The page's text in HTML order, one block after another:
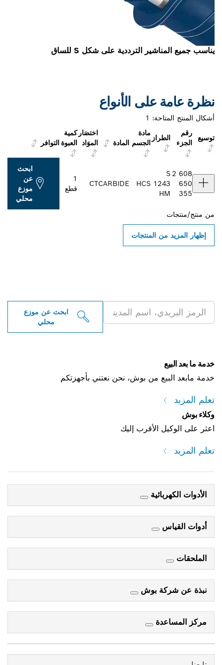
يناسب جميع المناشير الترددية على شكل S للساق
نظرة عامة على الأنواع
أشكال المنتج المتاحة: 1
توسيع
رقم
الجزء
الطراز
مادة
الجسم المادة
اختصَار
الموَاد
كمية
العبوة التوافر
2 608
650
355
S
1243
HM
HCS
CARBIDE
CT
1
قطع
ابحث
عن
موزع
محلي
من منتج/منتجات
إظهار المزيد من المنتجات
ابحث عن موزع
محلي
خدمة ما بعد البيع
خدمة مابعد البيع من بوش، نحن نعتني بأجهزتكم
تعلم المزيد
وكلاء بوش
اعثر على الوكيل الأقرب إليك
تعلم المزيد
الأدوات الكهربائية
أدوات القياس
الملحقات
نبذة عن شركة بوش
مركز المساعدة